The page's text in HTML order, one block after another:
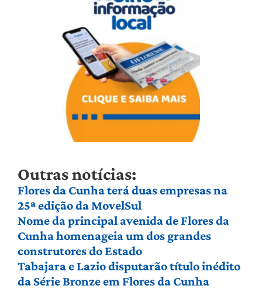
Outras notícias:
Flores da Cunha terá duas empresas na
25ª edição da MovelSul
Nome da principal avenida de Flores da
Cunha homenageia um dos grandes
construtores do Estado
Tabajara e Lazio disputarão título inédito
da Série Bronze em Flores da Cunha